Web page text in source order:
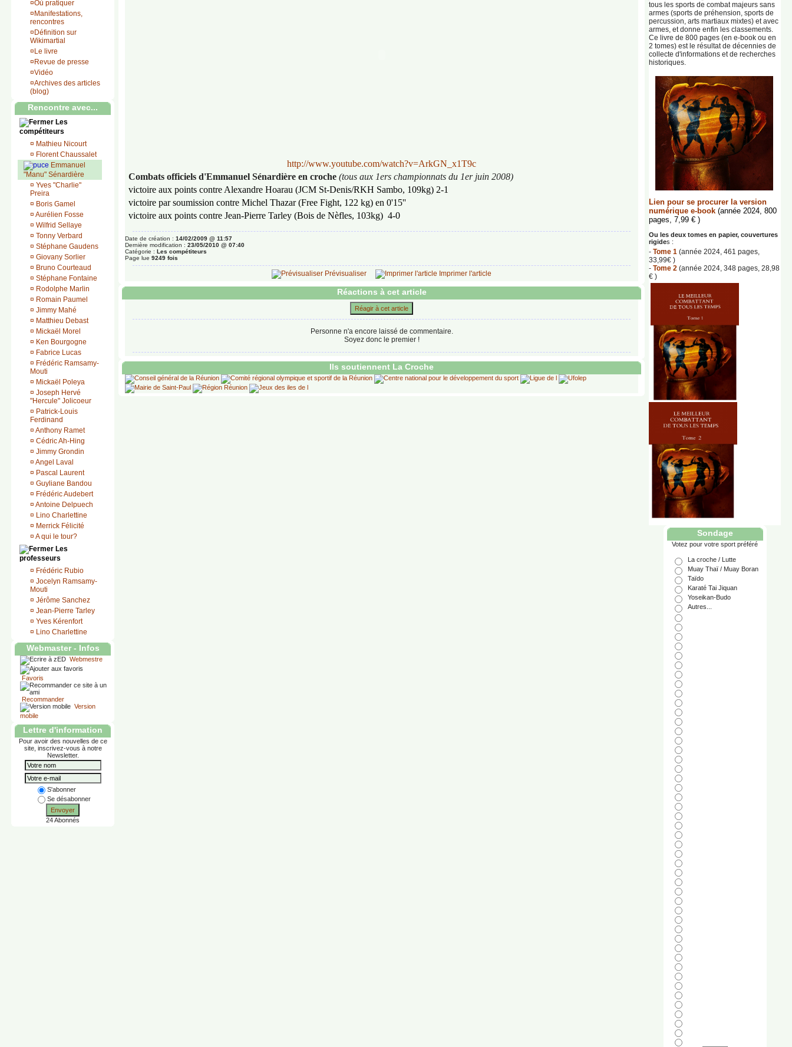
¤Où pratiquer
¤ Manifestations,
rencontres
¤ Définition sur
Wikimartial
¤ Le livre
¤ Revue de presse
¤Vidéo
¤Archives des articles
(blog)
Rencontre avec...
Les
compétiteurs
¤ Mathieu Nicourt
¤ Florent Chaussalet
Emmanuel
"Manu" Sénardière
¤ Yves "Charlie"
Preira
¤ Boris Gamel
¤ Aurélien Fosse
¤ Wilfrid Sellaye
¤ Tonny Verbard
¤ Stéphane Gaudens
¤ Giovany Sorlier
¤ Bruno Courteaud
¤ Stéphane Fontaine
¤ Rodolphe Marlin
¤ Romain Paumel
¤ Jimmy Mahé
¤ Matthieu Debast
¤ Mickaël Morel
¤ Ken Bourgogne
¤ Fabrice Lucas
¤ Frédéric Ramsamy-
Mouti
¤ Mickaël Poleya
¤ Joseph Hervé
"Hercule" Jolicoeur
¤ Patrick-Louis
Ferdinand
¤ Anthony Ramet
¤ Cédric Ah-Hing
¤ Jimmy Grondin
¤ Angel Laval
¤ Pascal Laurent
¤ Guyliane Bandou
¤ Frédéric Audebert
¤ Antoine Delpuech
¤ Lino Charlettine
¤ Merrick Félicité
¤ A qui le tour?
Les
professeurs
¤ Frédéric Rubio
¤ Jocelyn Ramsamy-
Mouti
¤ Jérôme Sanchez
¤ Jean-Pierre Tarley
¤ Yves Kérenfort
¤ Lino Charlettine
Webmaster - Infos
Webmestre
Favoris
Recommander
Version
mobile
Lettre d'information
Pour avoir des nouvelles de ce
site, inscrivez-vous à notre
Newsletter.
S'abonner
Se désabonner
Envoyer
24 Abonnés
http://www.youtube.com/watch?v=ArkGN_x1T9c
Combats officiels d'Emmanuel Sénardière en croche (tous aux 1ers championnats du 1er juin 2008)
victoire aux points contre Alexandre Hoarau (JCM St-Denis/RKH Sambo, 109kg) 2-1
victoire par soumission contre Michel Thazar (Free Fight, 122 kg) en 0'15''
victoire aux points contre Jean-Pierre Tarley (Bois de Nèfles, 103kg) 4-0
Date de création : 14/02/2009 @ 11:57
Dernière modification : 23/05/2010 @ 07:40
Catégorie : Les compétiteurs
Page lue 9249 fois
Prévisualiser Imprimer l'article
Réactions à cet article
Réagir à cet article
Personne n'a encore laissé de commentaire.
Soyez donc le premier !
Ils soutiennent La Croche
tous les sports de combat majeurs sans
armes (sports de préhension, sports de
percussion, arts martiaux mixtes) et avec
armes, et donne enfin les classements.
Ce livre de 800 pages (en e-book ou en
2 tomes) est le résultat de décennies de
collecte d'informations et de recherches
historiques.
Lien pour se procurer la version
numérique e-book (année 2024, 800
pages, 7,99 € )
Ou les deux tomes en papier, couvertures
rigides :
- Tome 1 (année 2024, 461 pages,
33,99€ )
- Tome 2 (année 2024, 348 pages, 28,98
€ )
Sondage
Votez pour votre sport préféré
La croche / Lutte
Muay Thaï / Muay Boran
Taïdo
Karaté Tai Jiquan
Yoseikan-Budo
Autres...